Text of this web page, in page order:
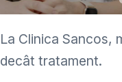
ginecolog •
ORL •
La Clinica Sancos,
decât tratament.